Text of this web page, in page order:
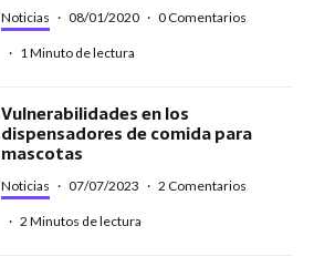
Noticias · 08/01/2020 · 0 Comentarios
· 1 Minuto de lectura
Vulnerabilidades en los
dispensadores de comida para
mascotas
Noticias · 07/07/2023 · 2 Comentarios
· 2 Minutos de lectura